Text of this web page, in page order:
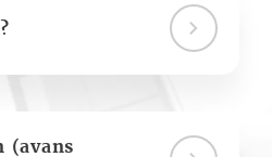
(avans